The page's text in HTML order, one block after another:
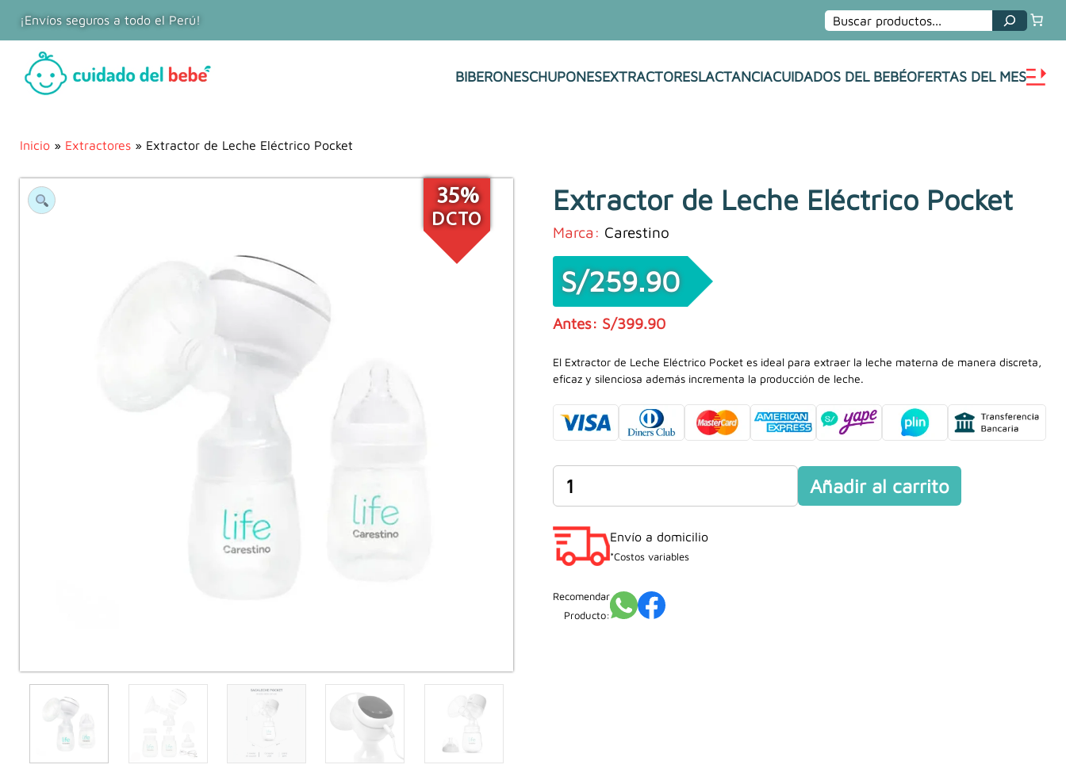
¡Envíos seguros a todo el Perú! Buscar
BIBERONESCHUPONESEXTRACTORESLACTANCIACUIDADOS DEL BEBÉOFERTAS DEL MES
Inicio » Extractores » Extractor de Leche Eléctrico Pocket
35%
DCTO
Extractor de Leche Eléctrico Pocket
Marca: Carestino
S/399.90
precio
original
S/399.90.
S/259.90
precio
actual
S/259.90.
El Extractor de Leche Eléctrico Pocket es ideal para extraer la leche materna de manera discreta,
eficaz y silenciosa además incrementa la producción de leche.
Eléctrico
Pocket
cantidad
Añadir al carrito
Envío a domicilio
*Costos variables
Recomendar
Producto: